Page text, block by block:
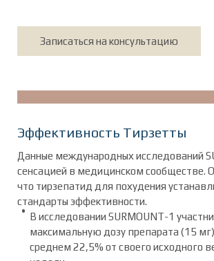
Записаться на консультацию
Эффективность Тирзетты
Данные международных исследований
сенсацией в медицинском сообществе.
что тирзепатид для похудения
стандарты эффективности.
В исследовании SURMOUNT-1
максимальную дозу препарата (15
среднем 22,5% от своего исходного